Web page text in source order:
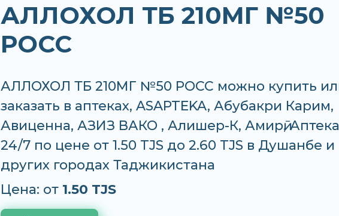
АЛЛОХОЛ ТБ 210МГ №50
РОСС
АЛЛОХОЛ ТБ 210МГ №50 РОСС можно купить
заказать в аптеках, ASAPTEKA, Абубакри Карим,
Авиценна, АЗИЗ ВАКО , Алишер-К, Амирӣ,
24/7 по цене от 1.50 TJS до 2.60 TJS в Душанбе и
других городах Таджикистана
Цена: от 1.50 TJS